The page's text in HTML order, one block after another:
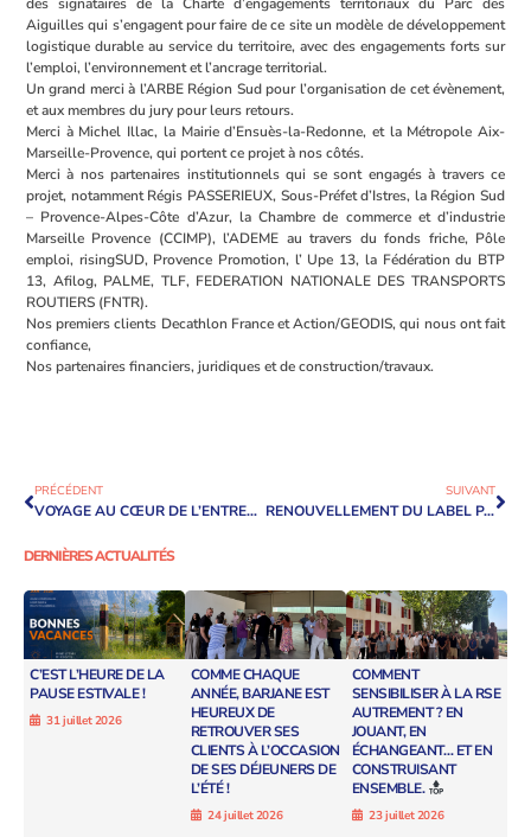
Aiguilles qui s’engagent pour faire de ce site un modèle de développement
logistique durable au service du territoire, avec des engagements forts sur
l’emploi, l’environnement et l’ancrage territorial.
Un grand merci à l’ARBE Région Sud pour l’organisation de cet évènement,
et aux membres du jury pour leurs retours.
Merci à Michel Illac, la Mairie d’Ensuès-la-Redonne, et la Métropole Aix-
Marseille-Provence, qui portent ce projet à nos côtés.
Merci à nos partenaires institutionnels qui se sont engagés à travers ce
projet, notamment Régis PASSERIEUX, Sous-Préfet d’Istres, la Région Sud
– Provence-Alpes-Côte d’Azur, la Chambre de commerce et d’industrie
Marseille Provence (CCIMP), l’ADEME au travers du fonds friche, Pôle
emploi, risingSUD, Provence Promotion, l’ Upe 13, la Fédération du BTP
13, Afilog, PALME, TLF, FEDERATION NATIONALE DES TRANSPORTS
ROUTIERS (FNTR).
Nos premiers clients Decathlon France et Action/GEODIS, qui nous ont fait
confiance,
Nos partenaires financiers, juridiques et de construction/travaux.
PRÉCÉDENT
VOYAGE AU CŒUR DE L’ENTREPÔT
SUIVANT
RENOUVELLEMENT DU LABEL PARC + NIVEAU 2 POUR LE PARC DES BRÉGUIÈRES
DERNIÈRES ACTUALITÉS
C’EST L’HEURE DE LA
PAUSE ESTIVALE !
31 juillet 2026
COMME CHAQUE
ANNÉE, BARJANE EST
HEUREUX DE
RETROUVER SES
CLIENTS À L’OCCASION
DE SES DÉJEUNERS DE
L’ÉTÉ !
24 juillet 2026
COMMENT
SENSIBILISER À LA RSE
AUTREMENT ? EN
JOUANT, EN
ÉCHANGEANT… ET EN
CONSTRUISANT
ENSEMBLE.
23 juillet 2026